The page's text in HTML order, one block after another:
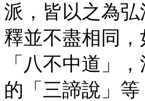
派，皆以之為
釋並不盡相同
「八不中道」
的「三諦說」